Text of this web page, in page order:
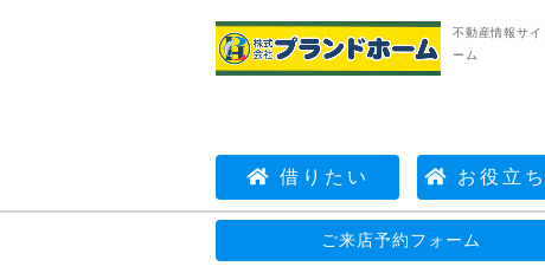
不動産情報サ
ーム
借りたい お役立
ご来店予約フォーム
不動産情報サイト | 株式会社プランドホーム